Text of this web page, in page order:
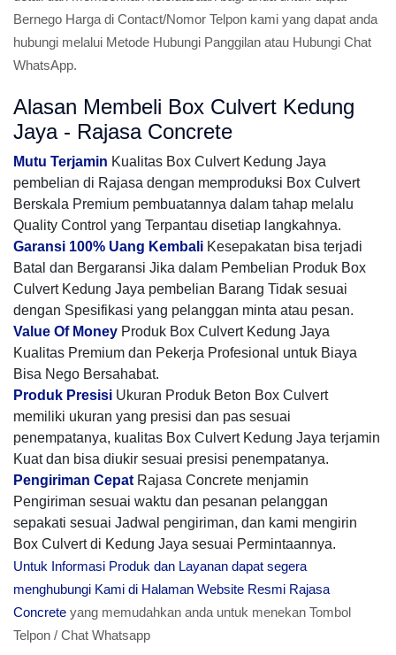
Bernego Harga di Contact/Nomor Telpon kami yang dapat anda
hubungi melalui Metode Hubungi Panggilan atau Hubungi Chat
WhatsApp.
Alasan Membeli Box Culvert Kedung
Jaya - Rajasa Concrete
Mutu Terjamin Kualitas Box Culvert Kedung Jaya
pembelian di Rajasa dengan memproduksi Box Culvert
Berskala Premium pembuatannya dalam tahap melalu
Quality Control yang Terpantau disetiap langkahnya.
Garansi 100% Uang Kembali Kesepakatan bisa terjadi
Batal dan Bergaransi Jika dalam Pembelian Produk Box
Culvert Kedung Jaya pembelian Barang Tidak sesuai
dengan Spesifikasi yang pelanggan minta atau pesan.
Value Of Money Produk Box Culvert Kedung Jaya
Kualitas Premium dan Pekerja Profesional untuk Biaya
Bisa Nego Bersahabat.
Produk Presisi Ukuran Produk Beton Box Culvert
memiliki ukuran yang presisi dan pas sesuai
penempatanya, kualitas Box Culvert Kedung Jaya terjamin
Kuat dan bisa diukir sesuai presisi penempatanya.
Pengiriman Cepat Rajasa Concrete menjamin
Pengiriman sesuai waktu dan pesanan pelanggan
sepakati sesuai Jadwal pengiriman, dan kami mengirin
Box Culvert di Kedung Jaya sesuai Permintaannya.
Untuk Informasi Produk dan Layanan dapat segera
menghubungi Kami di Halaman Website Resmi Rajasa
Concrete yang memudahkan anda untuk menekan Tombol
Telpon / Chat Whatsapp